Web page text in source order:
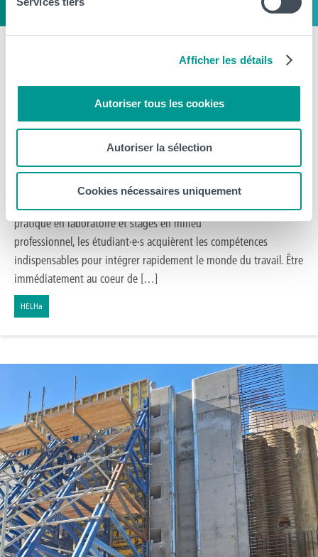
Afficher les détails
Autoriser tous les cookies
Autoriser la sélection
Cookies nécessaires uniquement
Bachelier Technologue de
laboratoire médical : entre chimie,
biologie et technologies de pointe
Le Bachelier Technologue de laboratoire médical proposé à
Montignies-sur-Sambre est une formation en trois ans qui permet
de trouver un métier au carrefour de la biologie, de la chimie et
des technologies de pointe. Grâce à une formation alliant théorie,
pratique en laboratoire et stages en milieu
professionnel, les étudiant·e·s acquièrent les compétences
indispensables pour intégrer rapidement le monde du travail. Être
immédiatement au coeur de […]
HELHa